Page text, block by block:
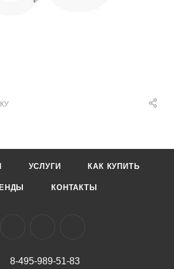
УСЛУГИ КАК КУПИТЬ
КОНТАКТЫ
8-495-989-51-83